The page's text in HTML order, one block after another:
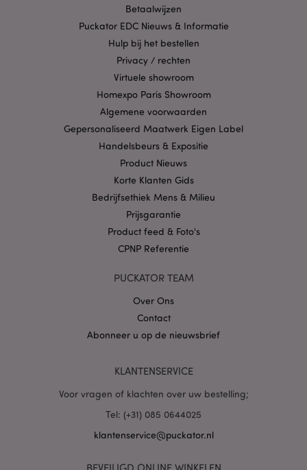
Betaalwijzen
Puckator EDC Nieuws & Informatie
Hulp bij het bestellen
Privacy / rechten
Virtuele showroom
Homexpo Paris Showroom
Algemene voorwaarden
Gepersonaliseerd Maatwerk Eigen Label
Handelsbeurs & Expositie
Product Nieuws
Korte Klanten Gids
Bedrijfsethiek Mens & Milieu
Prijsgarantie
Product feed & Foto's
CPNP Referentie
PUCKATOR TEAM
Over Ons
Contact
Abonneer u op de nieuwsbrief
KLANTENSERVICE
Voor vragen of klachten over uw bestelling;
Tel: (+31) 085 0644025
klantenservice@puckator.nl
Strikt noodzakelijke Prestatie
Functionaliteits
kernfunctionaliteit van de website mogelijk, zoals
gebruikersaanmelding en accountbeheer. Zonder
goed gebruikt worden.
Naam
Domein
CookieScriptConsent
X-Magento-Vary
PHPSESSID
PHP.net
.www.puckator.nl